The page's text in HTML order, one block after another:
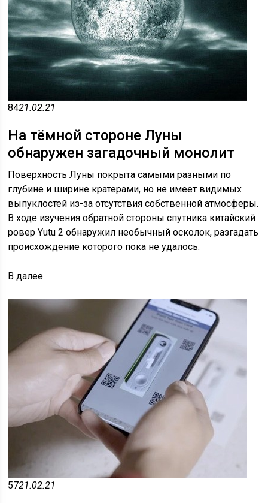
8421.02.21
На тёмной стороне Луны
обнаружен загадочный монолит
Поверхность Луны покрыта самыми разными по
глубине и ширине кратерами, но не имеет видимых
выпуклостей из-за отсутствия собственной атмосферы.
В ходе изучения обратной стороны спутника китайский
ровер Yutu 2 обнаружил необычный осколок, разгадать
происхождение которого пока не удалось.
В далее
5721.02.21